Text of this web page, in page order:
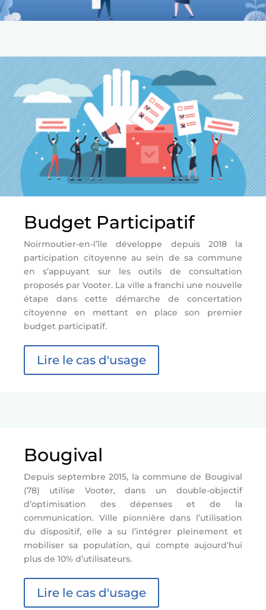
Budget Participatif
Noirmoutier-en-l’île développe depuis 2018 la
participation citoyenne au sein de sa commune
en s’appuyant sur les outils de consultation
proposés par Vooter. La ville a franchi une nouvelle
étape dans cette démarche de concertation
citoyenne en mettant en place son premier
budget participatif.
Lire le cas d'usage
Bougival
Depuis septembre 2015, la commune de Bougival
(78) utilise Vooter, dans un double-objectif
d’optimisation des dépenses et de la
communication. Ville pionnière dans l’utilisation
du dispositif, elle a su l’intégrer pleinement et
mobiliser sa population, qui compte aujourd’hui
plus de 10% d’utilisateurs.
Lire le cas d'usage